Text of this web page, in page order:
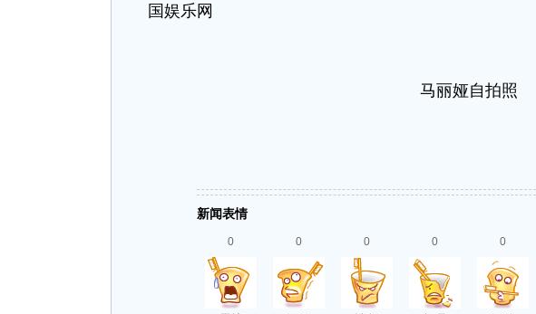
国娱乐网
马丽娅自拍照
新闻表情
0 0 0 0 0